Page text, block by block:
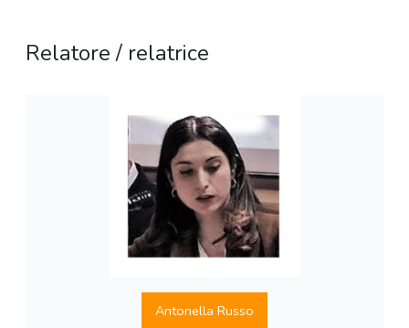
Relatore / relatrice
Antonella Russo